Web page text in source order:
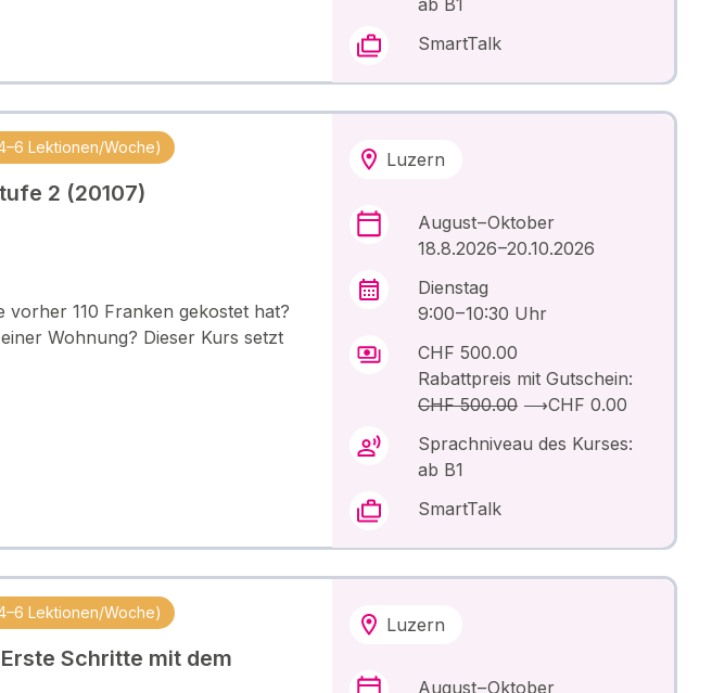
SmartTalk
Lektionen/Woche)
2 (20107)
vorher 110 Franken gekostet hat?
Wohnung? Dieser Kurs setzt
Luzern
August – Oktober
18.8.2026 –20.10.2026
Dienstag
9:00 – 10:30 Uhr
CHF 500.00
Rabattpreis mit Gutschein:
CHF 500.00 ⟶CHF 0.00
Sprachniveau des Kurses:
ab B1
SmartTalk
Lektionen/Woche)
Schritte mit dem
Luzern
August – Oktober